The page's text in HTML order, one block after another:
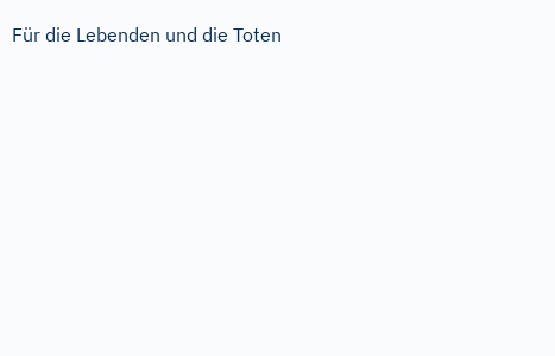
Für die Lebenden und die Toten